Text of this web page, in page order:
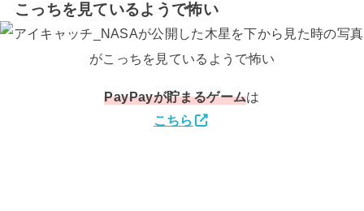
こっちを見ているようで怖い
PayPayが貯まるゲームは
こちら